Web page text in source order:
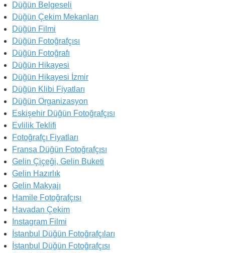
Düğün Belgeseli
Düğün Çekim Mekanları
Düğün Filmi
Düğün Fotoğrafçısı
Düğün Fotoğrafı
Düğün Hikayesi
Düğün Hikayesi İzmir
Düğün Klibi Fiyatları
Düğün Organizasyon
Eskişehir Düğün Fotoğrafçısı
Evlilik Teklifi
Fotoğrafçı Fiyatları
Fransa Düğün Fotoğrafçısı
Gelin Çiçeği, Gelin Buketi
Gelin Hazırlık
Gelin Makyajı
Hamile Fotoğrafçısı
Havadan Çekim
Instagram Filmi
İstanbul Düğün Fotoğrafçıları
İstanbul Düğün Fotoğrafçısı